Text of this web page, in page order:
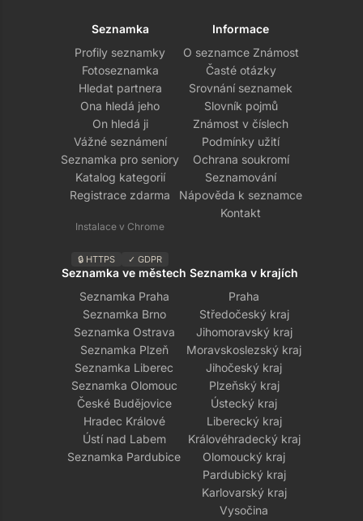
Seznamka
Profily seznamky
Fotoseznamka
Hledat partnera
Ona hledá jeho
On hledá ji
Vážné seznámení
Seznamka pro seniory
Katalog kategorií
Registrace zdarma
Instalace v Chrome
🔒 HTTPS ✓ GDPR
Informace
O seznamce Známost
Časté otázky
Srovnání seznamek
Slovník pojmů
Známost v číslech
Podmínky užití
Ochrana soukromí
Seznamování
Nápověda k seznamce
Kontakt
Seznamka ve městech
Seznamka Praha
Seznamka Brno
Seznamka Ostrava
Seznamka Plzeň
Seznamka Liberec
Seznamka Olomouc
České Budějovice
Hradec Králové
Ústí nad Labem
Seznamka Pardubice
Seznamka v krajích
Praha
Středočeský kraj
Jihomoravský kraj
Moravskoslezský kraj
Jihočeský kraj
Plzeňský kraj
Ústecký kraj
Liberecký kraj
Královéhradecký kraj
Olomoucký kraj
Pardubický kraj
Karlovarský kraj
Vysočina